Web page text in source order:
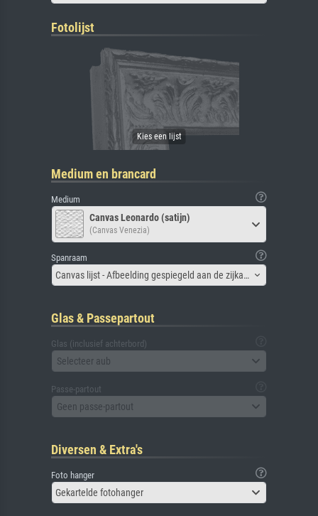
Fotolijst
Medium en brancard
Medium
Canvas Leonardo (satijn)
(Canvas Venezia)
Spanraam
Canvas lijst - Afbeelding gespiegeld aan de zijkant
Glas & Passepartout
Glas (inclusief achterbord)
Selecteer aub
Passe-partout
Geen passe-partout
Diversen & Extra's
Foto hanger
Gekartelde fotohanger